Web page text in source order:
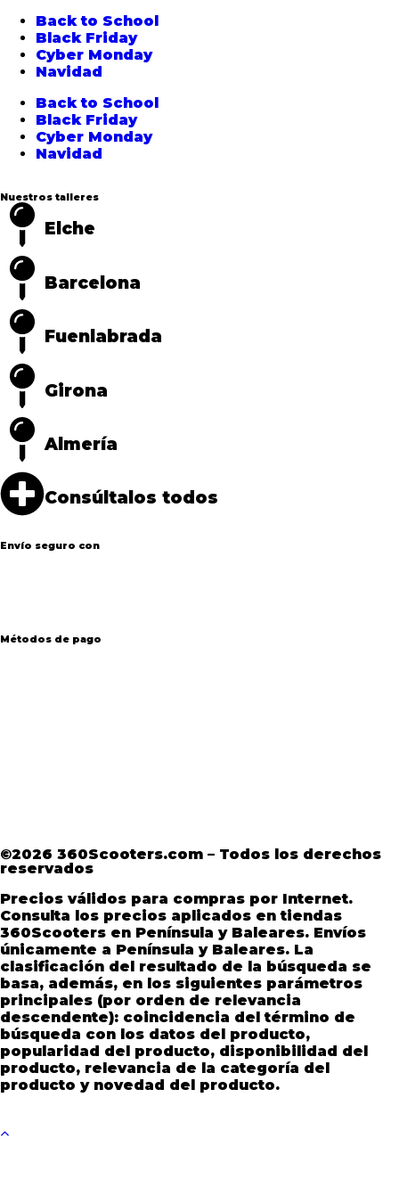
Back to School
Black Friday
Cyber Monday
Navidad
Back to School
Black Friday
Cyber Monday
Navidad
Nuestros talleres
Elche
Barcelona
Fuenlabrada
Girona
Almería
Consúltalos todos
Envío seguro con
Métodos de pago
©2026 360Scooters.com – Todos los derechos
reservados
Precios válidos para compras por Internet.
Consulta los precios aplicados en tiendas
360Scooters en Península y Baleares. Envíos
únicamente a Península y Baleares. La
clasificación del resultado de la búsqueda se
basa, además, en los siguientes parámetros
principales (por orden de relevancia
descendente): coincidencia del término de
búsqueda con los datos del producto,
popularidad del producto, disponibilidad del
producto, relevancia de la categoría del
producto y novedad del producto.